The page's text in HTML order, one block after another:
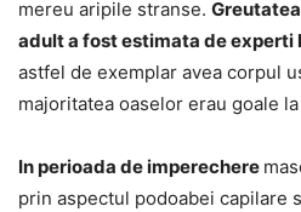
mereu aripile stranse.
adult a fost estimata de experti
astfel de exemplar avea corpul
majoritatea oaselor erau goale
In perioada de imperechere
prin aspectul podoabei capilare